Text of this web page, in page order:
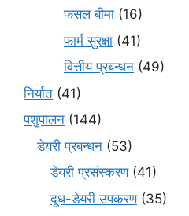
फसल बीमा (16)
फार्म सुरक्षा (41)
वित्तीय प्रबन्धन (49)
निर्यात (41)
पशुपालन (144)
डेयरी प्रबन्धन (53)
डेयरी प्रसंस्करण(41)
दूध-डेयरी उपकरण(35)